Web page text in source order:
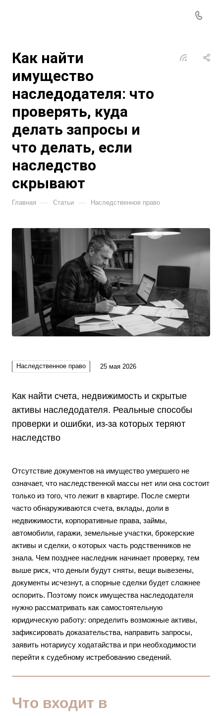
Как найти
имущество
наследодателя: что
проверять, куда
делать запросы и
что делать, если
наследство
скрывают
Главная — Статьи — Наследственное право
Наследственное право 25 мая 2026
Как найти счета, недвижимость и скрытые
активы наследодателя. Реальные способы
проверки и ошибки, из-за которых теряют
наследство
Отсутствие документов на имущество умершего не
означает, что наследственной массы нет или она состоит
только из того, что лежит в квартире. После смерти
часто обнаруживаются счета, вклады, доли в
недвижимости, корпоративные права, займы,
автомобили, гаражи, земельные участки, брокерские
активы и сделки, о которых часть родственников не
знала. Чем позднее наследник начинает проверку, тем
выше риск, что деньги будут сняты, вещи вывезены,
документы исчезнут, а спорные сделки будет сложнее
оспорить. Поэтому поиск имущества наследодателя
нужно рассматривать как самостоятельную
юридическую работу: определить возможные активы,
зафиксировать доказательства, направить запросы,
заявить нотариусу ходатайства и при необходимости
перейти к судебному истребованию сведений.
Что входит в